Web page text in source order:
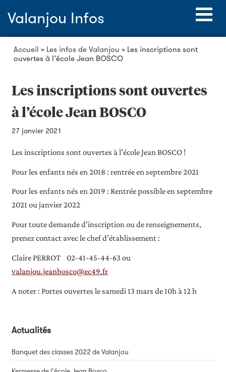
Valanjou Infos
Accueil » Les infos de Valanjou » Les inscriptions sont
ouvertes à l’école Jean BOSCO
Les inscriptions sont ouvertes
à l’école Jean BOSCO
27 janvier 2021
Les inscriptions sont ouvertes à l’école Jean BOSCO !
Pour les enfants nés en 2018 : rentrée en septembre 2021
Pour les enfants nés en 2019 : Rentrée possible en septembre
2021 ou janvier 2022
Pour toute demande d’inscription ou de renseignements,
prenez contact avec le chef d’établissement :
Claire PERROT 02-41-45-44-63 ou
valanjou.jeanbosco@ec49.fr
A noter : Portes ouvertes le samedi 13 mars de 10h à 12 h
Actualités
Banquet des classes 2022 de Valanjou